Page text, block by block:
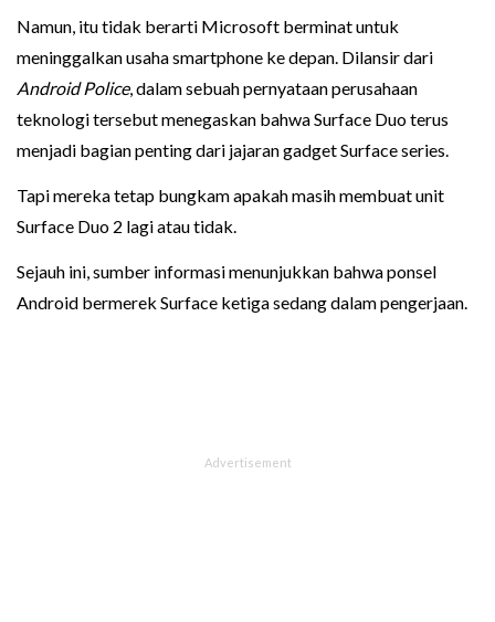
Namun, itu tidak berarti Microsoft berminat untuk
meninggalkan usaha smartphone ke depan. Dilansir dari
Android Police, dalam sebuah pernyataan perusahaan
teknologi tersebut menegaskan bahwa Surface Duo terus
menjadi bagian penting dari jajaran gadget Surface series.
Tapi mereka tetap bungkam apakah masih membuat unit
Surface Duo 2 lagi atau tidak.
Sejauh ini, sumber informasi menunjukkan bahwa ponsel
Android bermerek Surface ketiga sedang dalam pengerjaan.